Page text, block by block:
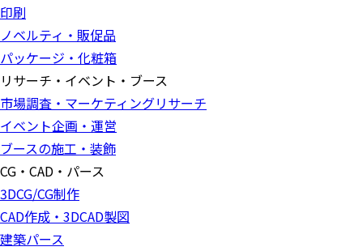
印刷
ノベルティ・販促品
パッケージ・化粧箱
リサーチ・イベント・ブース
市場調査・マーケティングリサーチ
イベント企画・運営
ブースの施工・装飾
CG・CAD・パース
3DCG/CG制作
CAD作成・3DCAD製図
建築パース